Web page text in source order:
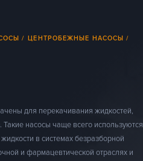
ЦЕНТРОБЕЖНЫЕ НАСОСЫ
для перекачивания жидкостей,
насосы чаще всего используются
в системах безразборной
и фармацевтической отраслях и